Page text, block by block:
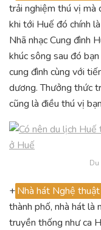
trải nghiệm thú vị mà
khi tới Huế đó chính
Nhã nhạc Cung đình
khúc sông sau đó
cung đình cùng với
dương. Thưởng thức
cũng là điều thú vị
+Nhà hát Nghệ
thành phố, nhà hát là
truyền thống như ca